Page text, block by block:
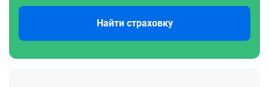
Найти страховку